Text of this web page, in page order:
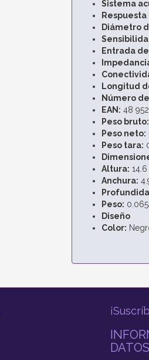
Sistema
Diámetro
Entrada
Longitud
Número
EAN: 48
Peso bruto:
Peso neto:
Peso tara:
Altura:
Anchura:
Peso:
Diseño
Color:
DATOS